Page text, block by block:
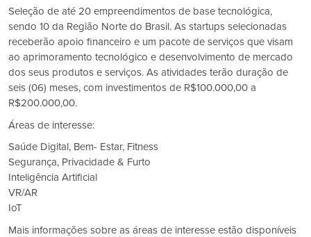
Seleção de até 20 empreendimentos de base tecnológica,
sendo 10 da Região Norte do Brasil. As startups selecionadas
receberão apoio financeiro e um pacote de serviços que visam
ao aprimoramento tecnológico e desenvolvimento de mercado
dos seus produtos e serviços. As atividades terão duração de
seis (06) meses, com investimentos de R$100.000,00 a
R$200.000,00.
Áreas de interesse:
Saúde Digital, Bem- Estar, Fitness
Segurança, Privacidade & Furto
Inteligência Artificial
VR/AR
IoT
Mais informações sobre as áreas de interesse estão disponíveis